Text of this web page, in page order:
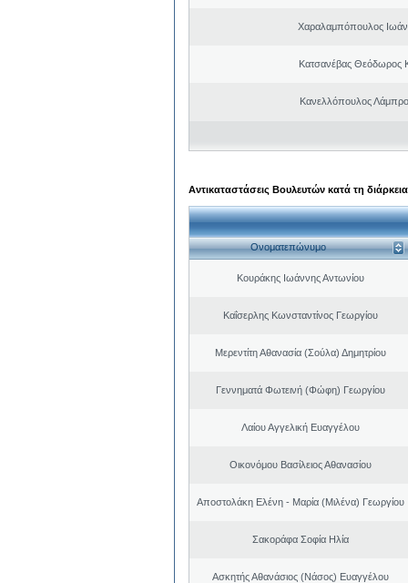
Χαραλαμπόπουλος
Κατσανέβας Θεόδωρος
Κανελλόπουλος
Αντικαταστάσεις Βουλευτών κατά τη
Ονοματεπώνυμο
Κουράκης Ιωάννης Αντωνίου
Καΐσερλης Κωνσταντίνος Γεωργίου
Μερεντίτη Αθανασία (Σούλα) Δημητρίου
Γεννηματά Φωτεινή (Φώφη) Γεωργίου
Λαίου Αγγελική Ευαγγέλου
Οικονόμου Βασίλειος Αθανασίου
Αποστολάκη Ελένη - Μαρία (Μιλένα) Γεωργίου
Σακοράφα Σοφία Ηλία
Ασκητής Αθανάσιος (Νάσος) Ευαγγέλου